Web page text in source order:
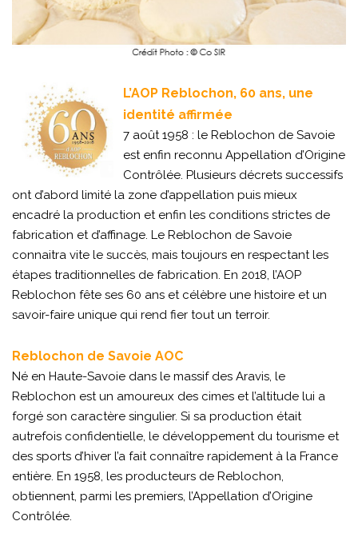
L’AOP Reblochon, 60 ans, une
identité affirmée
7 août 1958 : le Reblochon de Savoie
est enfin reconnu Appellation d’Origine
Contrôlée. Plusieurs décrets successifs
ont d’abord limité la zone d’appellation puis mieux
encadré la production et enfin les conditions strictes de
fabrication et d’affinage. Le Reblochon de Savoie
connaitra vite le succès, mais toujours en respectant les
étapes traditionnelles de fabrication. En 2018, l’AOP
Reblochon fête ses 60 ans et célèbre une histoire et un
savoir-faire unique qui rend fier tout un terroir.
Reblochon de Savoie AOC
Né en Haute-Savoie dans le massif des Aravis, le
Reblochon est un amoureux des cimes et l’altitude lui a
forgé son caractère singulier. Si sa production était
autrefois confidentielle, le développement du tourisme et
des sports d’hiver l’a fait connaître rapidement à la France
entière. En 1958, les producteurs de Reblochon,
obtiennent, parmi les premiers, l’Appellation d’Origine
Contrôlée.